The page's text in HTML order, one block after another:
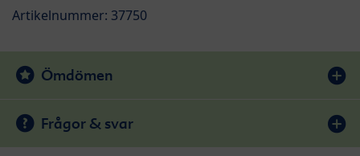
Artikelnummer: 37750
Ömdömen
Frågor & svar